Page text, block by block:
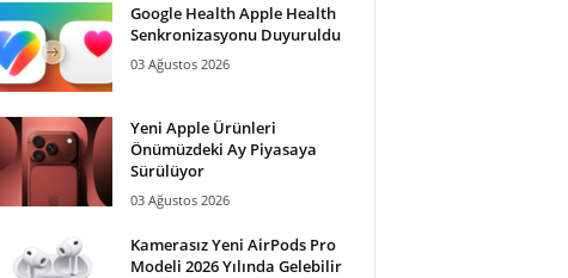
Google Health Apple Health
Senkronizasyonu Duyuruldu
03 Ağustos 2026
Yeni Apple Ürünleri
Önümüzdeki Ay Piyasaya
Sürülüyor
03 Ağustos 2026
Kamerasız Yeni AirPods Pro
Modeli 2026 Yılında Gelebilir